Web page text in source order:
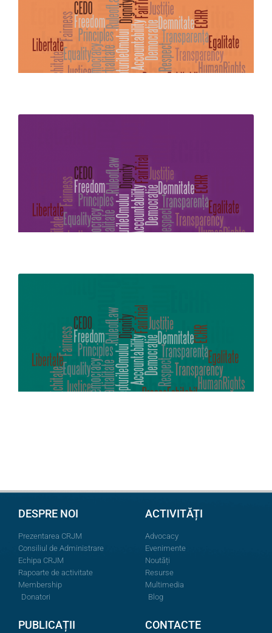
DESPRE NOI
Prezentarea CRJM
Consiliul de Administrare
Echipa CRJM
Rapoarte de activitate
Membership
Donatori
ACTIVITĂȚI
Advocacy
Evenimente
Noutăți
Resurse
Multimedia
Blog
PUBLICAȚII CONTACTE